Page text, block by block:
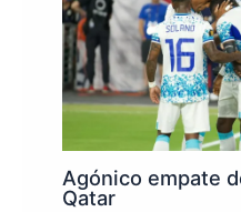
Agónico empate
Qatar